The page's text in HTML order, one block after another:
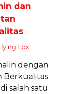
dan
Fox
dengan
Berkualitas
salah satu